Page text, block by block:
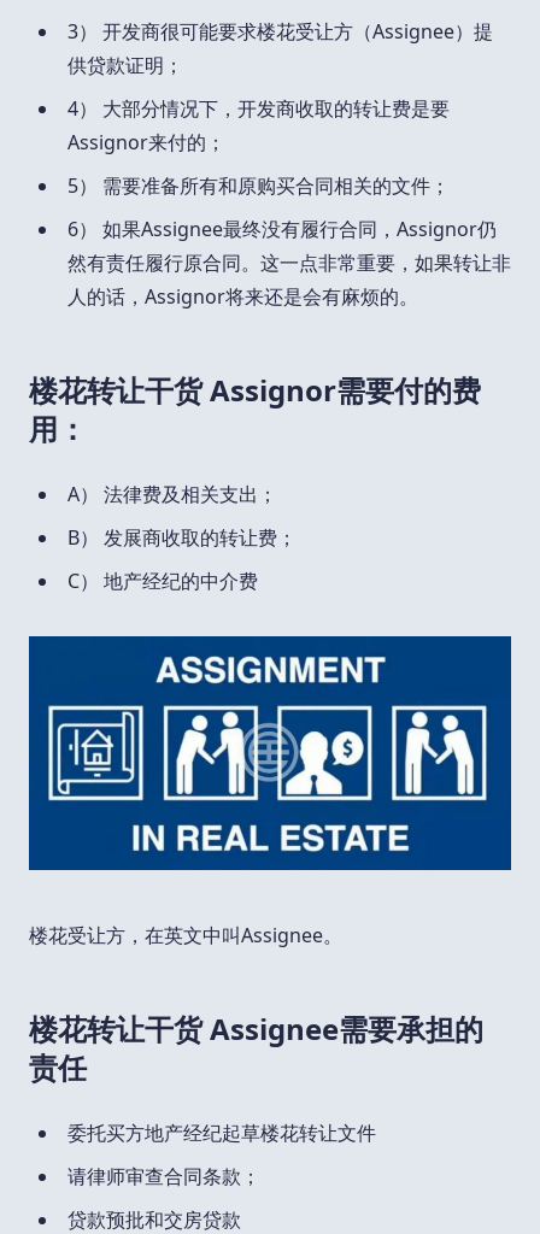
3） 开发商很可能要求楼花受让方（Assignee）提
供贷款证明；
4） 大部分情况下，开发商收取的转让费是要
Assignor来付的；
5） 需要准备所有和原购买合同相关的文件；
6） 如果Assignee最终没有履行合同，Assignor仍
然有责任履行原合同。这一点非常重要，如果转让非
人的话，Assignor将来还是会有麻烦的。
楼花转让干货 Assignor需要付的费
用：
A） 法律费及相关支出；
B） 发展商收取的转让费；
C） 地产经纪的中介费
楼花受让方，在英文中叫Assignee。
楼花转让干货 Assignee需要承担的
责任
委托买方地产经纪起草楼花转让文件
请律师审查合同条款；
贷款预批和交房贷款